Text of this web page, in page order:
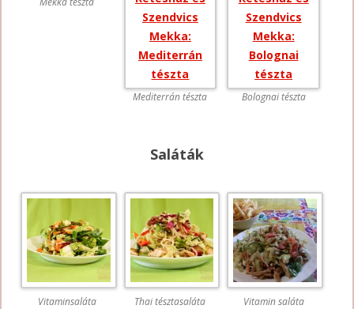
Mediterrán tészta Bolognai tészta
Saláták
Vitaminsaláta
Thai tésztasaláta
Vitamin saláta